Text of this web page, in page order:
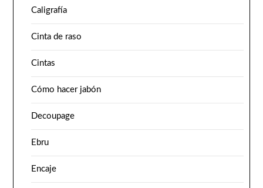
Caligrafía
Cinta de raso
Cintas
Cómo hacer jabón
Decoupage
Ebru
Encaje